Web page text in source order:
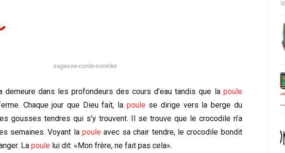
sagesse-conte-soninke
demeure dans les profondeurs des cours d’eau tandis que la poule
Chaque jour que Dieu fait, la poule se dirige vers la berge du
gousses tendres qui s’y trouvent. Il se trouve que le crocodile n’a
semaines. Voyant la poule avec sa chair tendre, le crocodile bondit
Lapoule lui dit: «Mon frère, ne fait pas cela».